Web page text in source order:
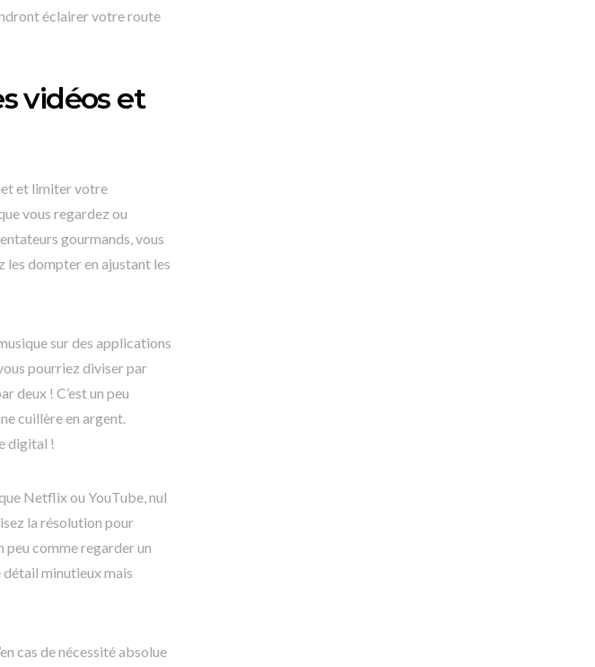
éclairer votre route
vidéos et
et limiter votre
vous regardez ou
gourmands, vous
les dompter en ajustant les
sur des applications
pourriez diviser par
deux ! C’est un peu
cuillère en argent.
digital !
Netflix ou YouTube, nul
la résolution pour
peu comme regarder un
minutieux mais
cas de nécessité absolue